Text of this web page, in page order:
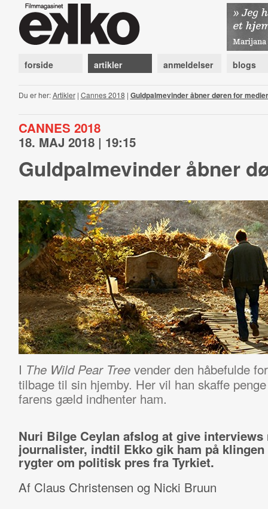
forside artikler anmeldelser blogs
Du er her:Artikler| Cannes 2018 | Guldpalmevinder åbner døren for
CANNES 2018
18. MAJ 2018 | 19:15
Guldpalmevinder åbner
I The Wild Pear Treevender den håbefulde
tilbage til sin hjemby. Her vil han skaffe
farens gæld indhenter ham.
Nuri Bilge Ceylan afslog at give interviews
journalister, indtil Ekko gik ham på klingen
rygter om politisk pres fra Tyrkiet.
Af Claus Christensen og Nicki Bruun